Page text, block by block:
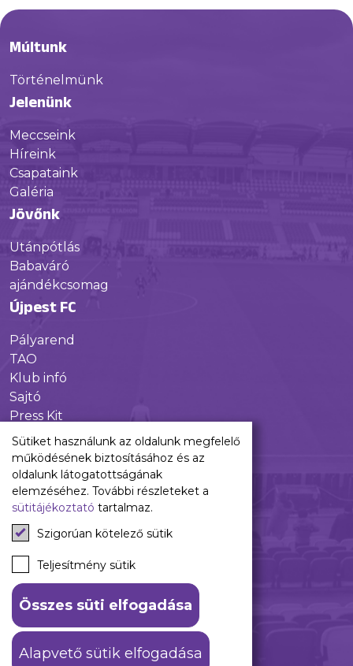
Múltunk
Történelmünk
Jelenünk
Meccseink
Híreink
Csapataink
Galéria
Jövőnk
Utánpótlás
Babaváró
ajándékcsomag
Újpest FC
Pályarend
TAO
Klub infó
Sajtó
Press Kit
Újpest FC Shop
Digitális felületeink
Facebook
Instagram
Tiktok
Youtube
Spotify
ÁSZF
Adatkezelési tájékoztató
Sütiket használunk az oldalunk megfelelő
működésének biztosításához és az
oldalunk látogatottságának
elemzéséhez. További részleteket a
sütitájékoztató tartalmaz.
Szigorúan kötelező sütik
Teljesítmény sütik
Összes süti elfogadása
Alapvető sütik elfogadása